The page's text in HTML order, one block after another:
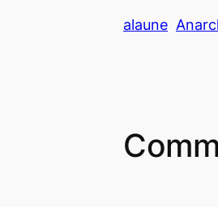
alaune